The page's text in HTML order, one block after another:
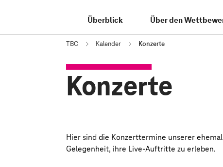
Überblick Über den
TBC Kalender Konzerte
Konzerte
Hier sind die Konzerttermine unserer
Gelegenheit, ihre Live-Auftritte zu erleben.